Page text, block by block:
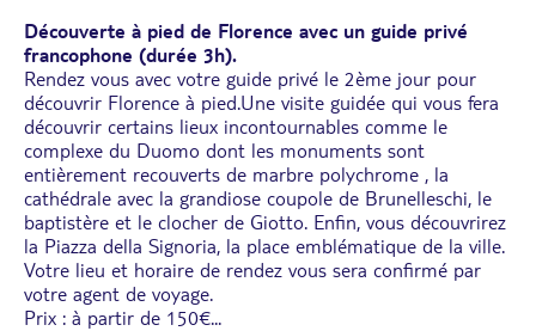
Découverte à pied de Florence avec un guide privé
francophone (durée 3h).
Rendez vous avec votre guide privé le 2ème jour pour
découvrir Florence à pied.Une visite guidée qui vous fera
découvrir certains lieux incontournables comme le
complexe du Duomo dont les monuments sont
entièrement recouverts de marbre polychrome , la
cathédrale avec la grandiose coupole de Brunelleschi, le
baptistère et le clocher de Giotto. Enfin, vous découvrirez
la Piazza della Signoria, la place emblématique de la ville.
Votre lieu et horaire de rendez vous sera confirmé par
votre agent de voyage.
Prix : à partir de 150€...